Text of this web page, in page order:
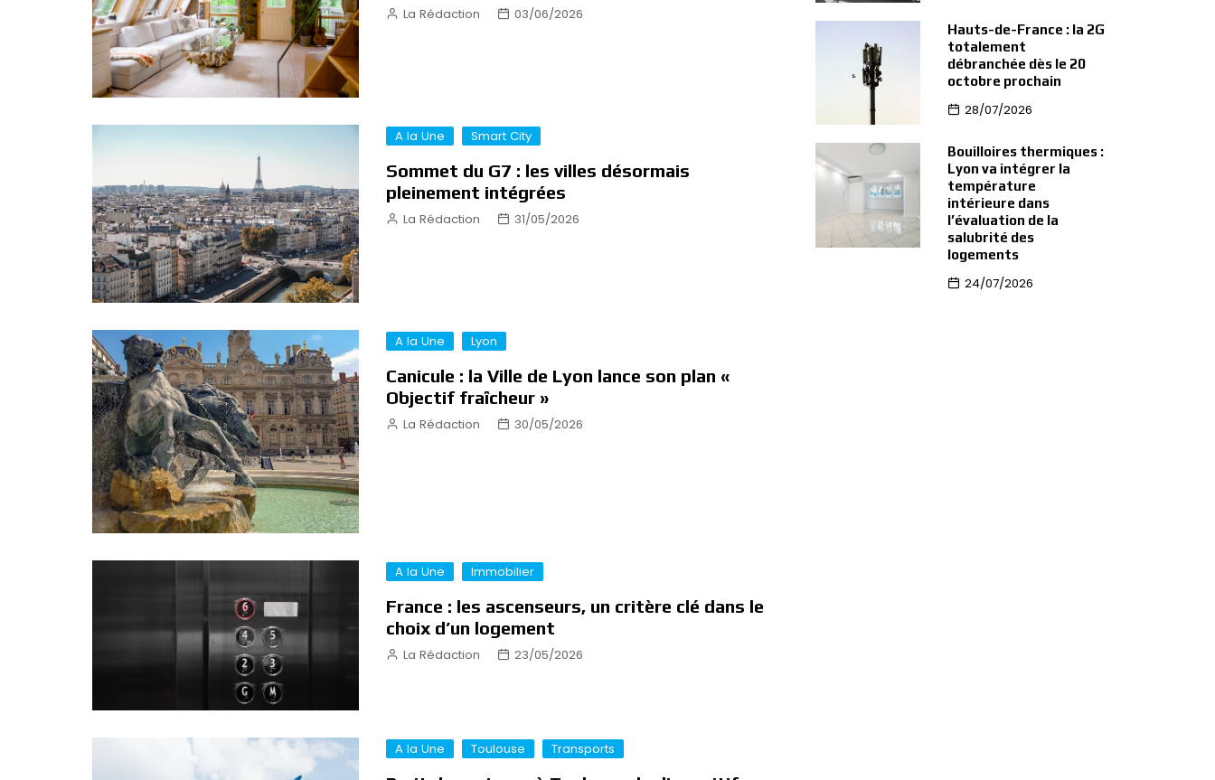
La Rédaction 03/06/2026
A la Une Smart City
Sommet du G7 : les villes désormais
pleinement intégrées
La Rédaction 31/05/2026
A la Une Lyon
Canicule : la Ville de Lyon lance son plan «
Objectif fraîcheur »
La Rédaction 30/05/2026
A la Une Immobilier
France : les ascenseurs, un critère clé dans le
choix d’un logement
La Rédaction 23/05/2026
A la Une Toulouse Transports
Hauts-de-France : la 2G
totalement
débranchée dès le 20
octobre prochain
28/07/2026
Bouilloires thermiques :
Lyon va intégrer la
température
intérieure dans
l’évaluation de la
salubrité des
logements
24/07/2026